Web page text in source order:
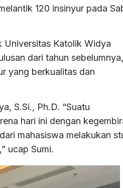
120 insinyur pada
Universitas Katolik Widya
dari tahun sebelumnya,
yang berkualitas dan
S.Si., Ph.D. “Suatu
hari ini dengan
mahasiswa melakukan
ucap Sumi.